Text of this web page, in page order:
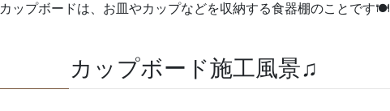
カップボードは、お皿やカップなどを収納する食器棚のことです🍽
カップボード施工風景♫